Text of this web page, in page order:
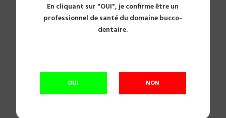
En cliquant sur "OUI", je confirme être un
professionnel de santé du domaine bucco-
dentaire.
OUI NON